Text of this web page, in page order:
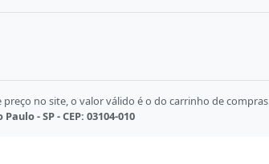
no site, o valor válido é o do carrinho de
- SP - CEP: 03104-010